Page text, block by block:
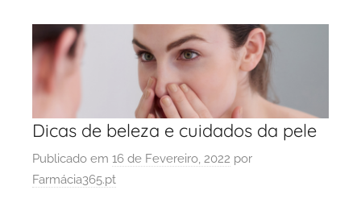
Dicas de beleza e cuidados da pele
Publicado em 16 de Fevereiro, 2022 por
Farmácia365.pt